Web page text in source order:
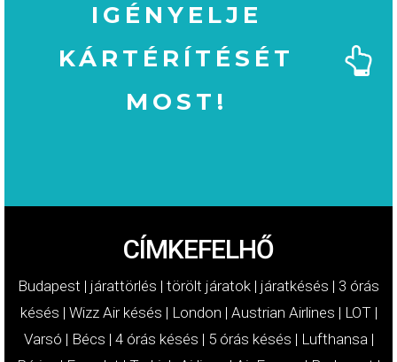
IGÉNYELJE
KÁRTÉRÍTÉSÉT
MOST!
CÍMKEFELHŐ
Budapest | járattörlés | törölt járatok | járatkésés | 3 órás
késés | Wizz Air késés | London | Austrian Airlines | LOT|
Varsó | Bécs | 4 órás késés | 5 órás késés | Lufthansa|